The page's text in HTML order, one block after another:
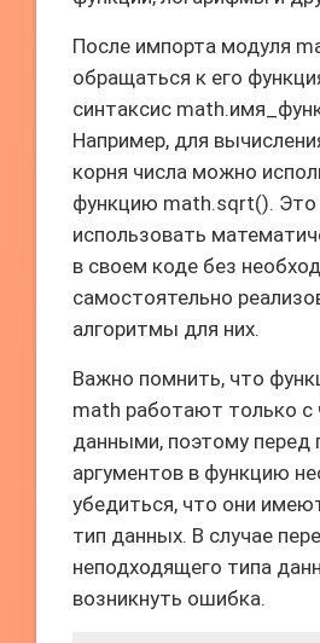
После импорта модуля
обращаться к его
синтаксис
Например, для
корня числа можно
функцию math.sqrt(). Это
использовать
в своем коде без
самостоятельно
алгоритмы для них.
Важно помнить, что
math работают только с
данными, поэтому перед
аргументов в функцию
убедиться, что они
тип данных. В случае
неподходящего типа
возникнуть ошибка.